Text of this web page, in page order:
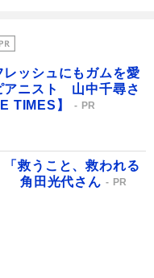
レッシュにもガムを愛
アニスト 山中千尋さ
TIMES】
PR
「救うこと、救われる
角田光代さん
PR